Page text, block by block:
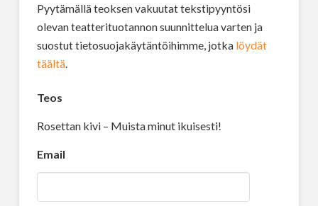
Pyytämällä teoksen vakuutat tekstipyyntösi
olevan teatterituotannon suunnittelua varten ja
suostut tietosuojakäytäntöihimme, jotka löydät
täältä.
Teos
Rosettan kivi – Muista minut ikuisesti!
Email